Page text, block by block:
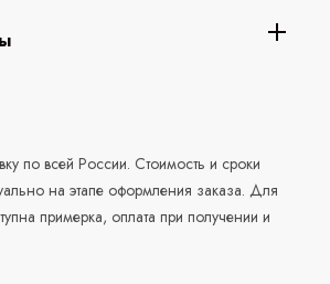
по всей России. Стоимость и сроки
на этапе оформления заказа. Для
примерка, оплата при получении и